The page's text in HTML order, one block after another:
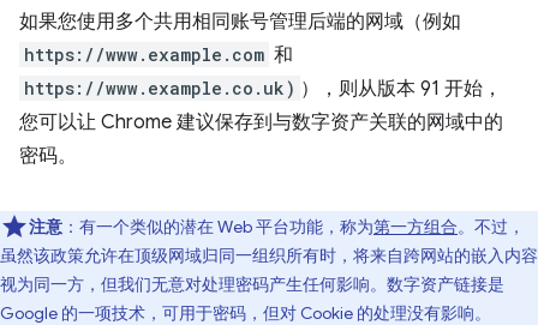
如果您使用多个共用相同账号管理后端的网域（例如
https://www.example.com 和
https://www.example.co.uk) ），则从版本 91 开始，
您可以让 Chrome 建议保存到与数字资产关联的网域中的
密码。
注意 ：有一个类似的潜在 Web 平台功能，称为第一方组合。不过，
虽然该政策允许在顶级网域归同一组织所有时，将来自跨网站的嵌入内容
视为同一方，但我们无意对处理密码产生任何影响。数字资产链接是
Google 的一项技术，可用于密码，但对 Cookie 的处理没有影响。